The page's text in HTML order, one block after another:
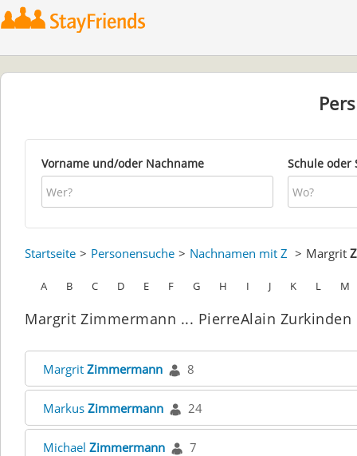
Vorname und/oder Nachname Schule oder
Startseite Personensuche Nachnamen mit Z Margrit
A B C D E F G H I J K L M
Margrit Zimmermann ... PierreAlain Zurkinden
Margrit Zimmermann 8
Markus Zimmermann 24
Michael Zimmermann 7